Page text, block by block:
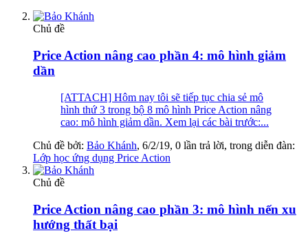
Chủ đề
Price Action nâng cao phần 4: mô hình giảm
dần
[ATTACH] Hôm nay tôi sẽ tiếp tục chia sẻ mô
hình thứ 3 trong bộ 8 mô hình Price Action nâng
cao: mô hình giảm dần. Xem lại các bài trước:...
Chủ đề bởi: Bảo Khánh, 6/2/19, 0 lần trả lời, trong diễn đàn:
Lớp học ứng dụng Price Action
Chủ đề
Price Action nâng cao phần 3: mô hình nến xu
hướng thất bại